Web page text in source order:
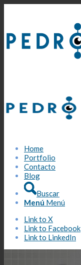
Home
Portfolio
Contacto
Blog
Buscar
Menú Menú
Link to X
Link to Facebook
Link to LinkedIn